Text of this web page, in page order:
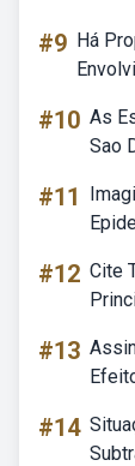
#9 Há
#10 As
Sao
#11
#12 Cite
#13
#14